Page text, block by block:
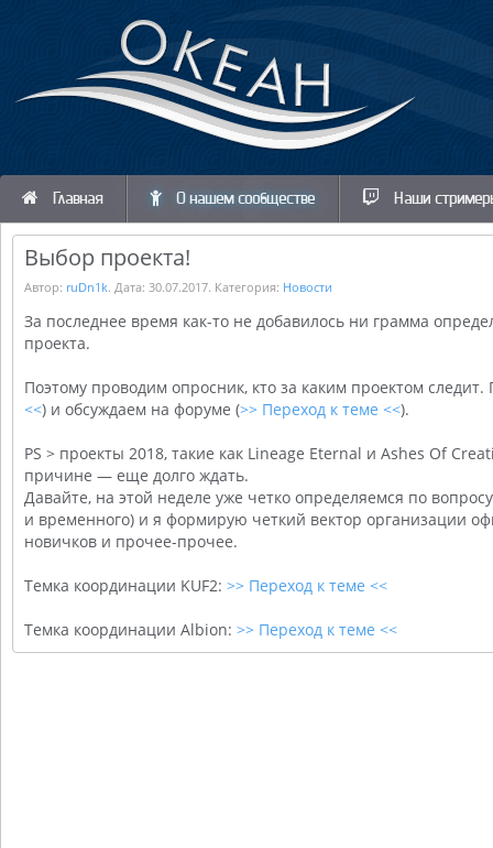
Главная О нашем сообществе Наши
Выбор проекта!
Автор: ruDn1k. Дата: 30.07.2017. Категория: Новости
За последнее время как-то не добавилось ни грамма
проекта.
Поэтому проводим опросник, кто за каким проектом следит.
<<) и обсуждаем на форуме (>> Переход к теме <<).
PS > проекты 2018, такие как Lineage Eternal и Ashes Of
причине — еще долго ждать.
Давайте, на этой неделе уже четко определяемся по
и временного) и я формирую четкий вектор организации
новичков и прочее-прочее.
Темка координации KUF2: >> Переход к теме <<
Темка координации Albion: >> Переход к теме <<